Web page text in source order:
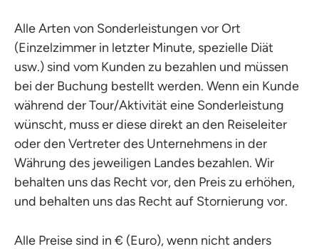
Alle Arten von Sonderleistungen vor Ort
(Einzelzimmer in letzter Minute, spezielle Diät
usw.) sind vom Kunden zu bezahlen und müssen
bei der Buchung bestellt werden. Wenn ein Kunde
während der Tour/Aktivität eine Sonderleistung
wünscht, muss er diese direkt an den Reiseleiter
oder den Vertreter des Unternehmens in der
Währung des jeweiligen Landes bezahlen. Wir
behalten uns das Recht vor, den Preis zu erhöhen,
und behalten uns das Recht auf Stornierung vor.
Alle Preise sind in € (Euro), wenn nicht anders